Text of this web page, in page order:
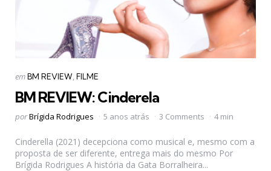
Categorias
Postado
emBM REVIEW FILME
BM REVIEW: Cinderela
Postado
porBrígida Rodrigues 5 anos atrás 3 Comments 4 min
Cinderella (2021) decepciona como musical e, mesmo com a
proposta de ser diferente, entrega mais do mesmo Por
Brígida Rodrigues A história da Gata Borralheira...